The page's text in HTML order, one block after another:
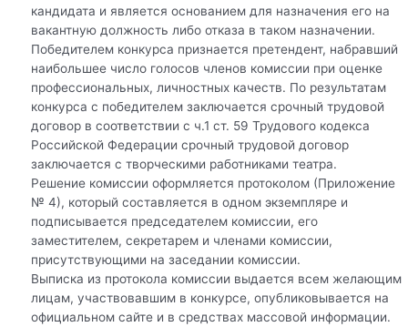
кандидата и является основанием для назначения его на
вакантную должность либо отказа в таком назначении.
Победителем конкурса признается претендент, набравший
наибольшее число голосов членов комиссии при оценке
профессиональных, личностных качеств. По результатам
конкурса с победителем заключается срочный трудовой
договор в соответствии с ч.1 ст. 59 Трудового кодекса
Российской Федерации срочный трудовой договор
заключается с творческими работниками театра.
Решение комиссии оформляется протоколом (Приложение
№ 4), который составляется в одном экземпляре и
подписывается председателем комиссии, его
заместителем, секретарем и членами комиссии,
присутствующими на заседании комиссии.
Выписка из протокола комиссии выдается всем желающим
лицам, участвовавшим в конкурсе, опубликовывается на
официальном сайте и в средствах массовой информации.